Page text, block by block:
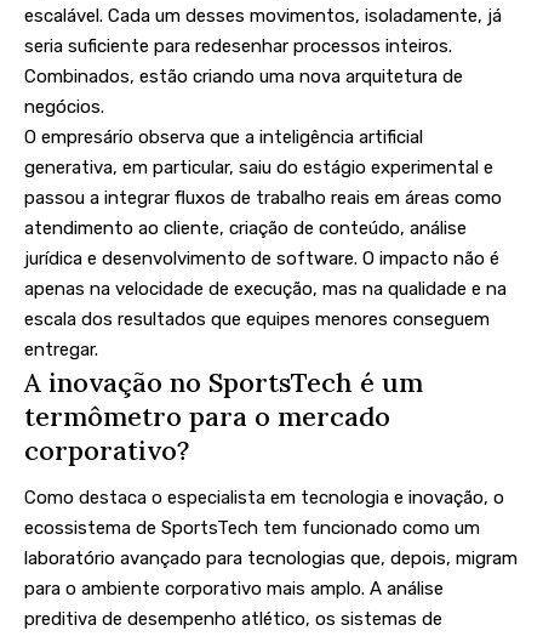
escalável. Cada um desses movimentos, isoladamente, já
seria suficiente para redesenhar processos inteiros.
Combinados, estão criando uma nova arquitetura de
negócios.
O empresário observa que a inteligência artificial
generativa, em particular, saiu do estágio experimental e
passou a integrar fluxos de trabalho reais em áreas como
atendimento ao cliente, criação de conteúdo, análise
jurídica e desenvolvimento de software. O impacto não é
apenas na velocidade de execução, mas na qualidade e na
escala dos resultados que equipes menores conseguem
entregar.
A inovação no SportsTech é um
termômetro para o mercado
corporativo?
Como destaca o especialista em tecnologia e inovação, o
ecossistema de SportsTech tem funcionado como um
laboratório avançado para tecnologias que, depois, migram
para o ambiente corporativo mais amplo. A análise
preditiva de desempenho atlético, os sistemas de